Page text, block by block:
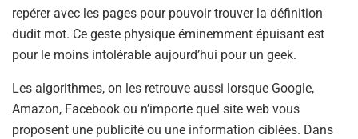
repérer avec les pages pour pouvoir trouver la définition
dudit mot. Ce geste physique éminemment épuisant est
pour le moins intolérable aujourd’hui pour un geek.
Les algorithmes, on les retrouve aussi lorsque Google,
Amazon, Facebook ou n’importe quel site web vous
proposent une publicité ou une information ciblées. Dans